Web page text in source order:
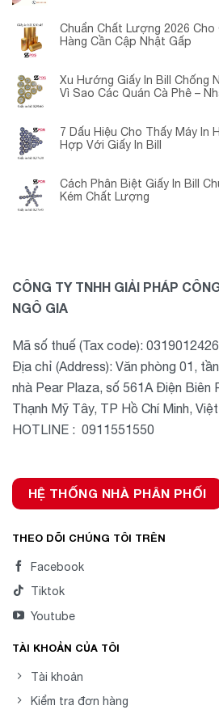
Chuẩn Chất Lượng 2026 Cho
Hàng Cần Cập Nhật Gấp
Xu Hướng Giấy In Bill Chống
Vì Sao Các Quán Cà Phê –
7 Dấu Hiệu Cho Thấy Máy In
Hợp Với Giấy In Bill
Cách Phân Biệt Giấy In Bill
Kém Chất Lượng
CÔNG TY TNHH GIẢI PHÁP
NGÔ GIA
Mã số thuế (Tax code): 0319012426
Địa chỉ (Address): Văn phòng 01,
nhà Pear Plaza, số 561A Điện Biên
Thạnh Mỹ Tây, TP Hồ Chí Minh,
HOTLINE : 0911551550
HỆ THỐNG NHÀ PHÂN PHỐI
THEO DÕI CHÚNG TÔI TRÊN
Facebook
Tiktok
Youtube
TÀI KHOẢN CỦA TÔI
Tài khoản
Kiểm tra đơn hàng